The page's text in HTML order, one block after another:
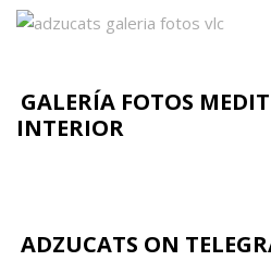
GALERÍA FOTOS
INTERIOR
ADZUCATS ON